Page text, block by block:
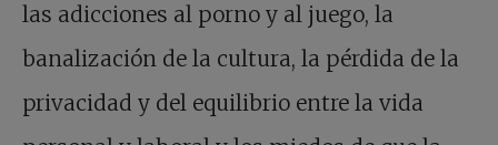
las adicciones al porno y al juego, la
banalización de la cultura, la pérdida de la
privacidad y del equilibrio entre la vida